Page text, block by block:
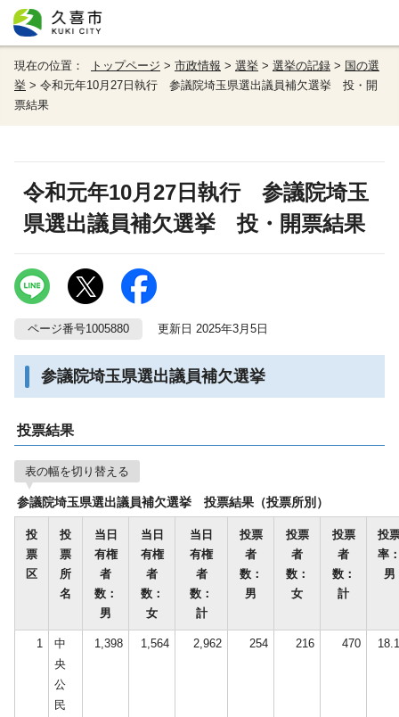
現在の位置： トップページ > 市政情報 > 選挙 > 選挙の記録 > 国の選
挙 > 令和元年10月27日執行 参議院埼玉県選出議員補欠選挙 投・開
票結果
令和元年10月27日執行 参議院埼玉
県選出議員補欠選挙 投・開票結果
ページ番号1005880 更新日 2025年3月5日
参議院埼玉県選出議員補欠選挙
投票結果
表の幅を切り替える
参議院埼玉県選出議員補欠選挙 投票結果（投票所別）
投
票
区
投
票
所
名
当日
有権
者
数：
男
当日
有権
者
数：
女
当日
有権
者
数：
計
投票
者
数：
男
投票
者
数：
女
投票
者
数：
計
投
率
男
1
中
央
公
民
1,398 1,564 2,962 254 216 470